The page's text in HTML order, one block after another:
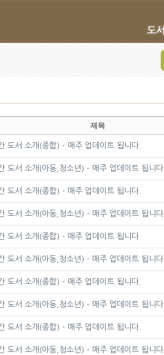
제목
도서 소개(종합) - 매주 업데이트 됩니다.
도서 소개(아동,청소년) - 매주 업데이트 됩니다.
도서 소개(종합) - 매주 업데이트 됩니다.
도서 소개(아동,청소년) - 매주 업데이트 됩니다.
도서 소개(종합) - 매주 업데이트 됩니다.
도서 소개(아동,청소년) - 매주 업데이트 됩니다.
도서 소개(종합) - 매주 업데이트 됩니다.
도서 소개(아동,청소년) - 매주 업데이트 됩니다.
도서 소개(종합) - 매주 업데이트 됩니다.
도서 소개(아동,청소년) - 매주 업데이트 됩니다.